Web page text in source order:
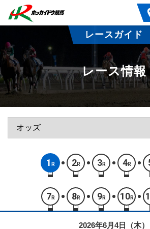
レースガイド
レース情報
1 R 2R 3R 4R
7 R 8R 9R 10R
2026年6月4日（木）